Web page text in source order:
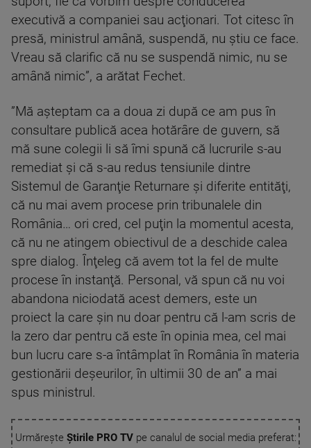
executivă a companiei sau acţionari. Tot citesc în
presă, ministrul amână, suspendă, nu ştiu ce face.
Vreau să clarific că nu se suspendă nimic, nu se
amână nimic”, a arătat Fechet.
”Mă aşteptam ca a doua zi după ce am pus în
consultare publică acea hotărâre de guvern, să
mă sune colegii li să îmi spună că lucrurile s-au
remediat şi că s-au redus tensiunile dintre
Sistemul de Garanţie Returnare şi diferite entităţi,
că nu mai avem procese prin tribunalele din
România… ori cred, cel puţin la momentul acesta,
că nu ne atingem obiectivul de a deschide calea
spre dialog. Înţeleg că avem tot la fel de multe
procese în instanţă. Personal, vă spun că nu voi
abandona niciodată acest demers, este un
proiect la care şin nu doar pentru că l-am scris de
la zero dar pentru că este în opinia mea, cel mai
bun lucru care s-a întâmplat în România în materia
gestionării deşeurilor, în ultimii 30 de an” a mai
spus ministrul.
Urmărește Știrile PRO TVpe canalul de social media preferat: